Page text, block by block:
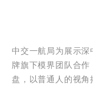
中交一航局为展示
牌旗下模界团队合
盘，以普通人的视角